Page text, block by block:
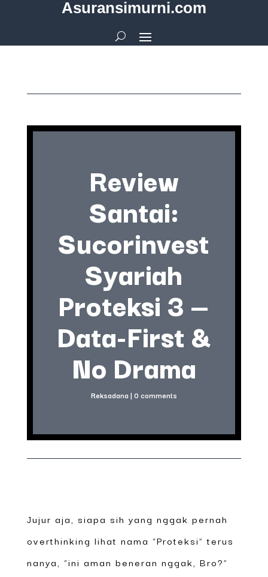
Asuransimurni.com
Review
Santai:
Sucorinvest
Syariah
Proteksi 3 —
Data-First &
No Drama
Reksadana | 0 comments
Jujur aja, siapa sih yang nggak pernah
overthinking lihat nama “Proteksi” terus
nanya, “ini aman beneran nggak, Bro?”